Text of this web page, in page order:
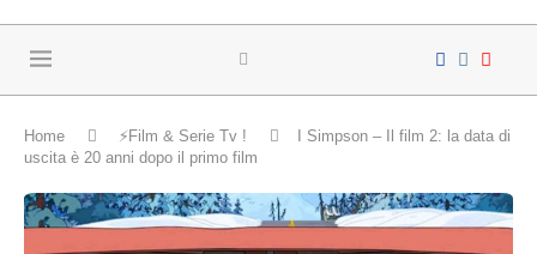
Home ⚡️Film & Serie Tv !
I Simpson – Il film 2: la data di
uscita è 20 anni dopo il primo film